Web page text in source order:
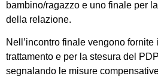
bambino/ragazzo e uno finale per
della relazione.
Nell’incontro finale vengono fornite
trattamento e per la stesura del
segnalando le misure